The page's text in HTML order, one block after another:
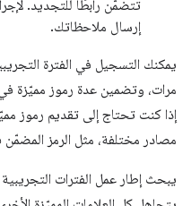
تتضمّن رابطًا للتجديد.
إرسال ملاحظاتك.
يمكنك التسجيل في الفترة
مرات، وتضمين عدة رموز مميّزة
إذا كنت تحتاج إلى تقديم رموز
مصادر مختلفة، مثل الرمز المضمّن
يبحث إطار عمل الفترات